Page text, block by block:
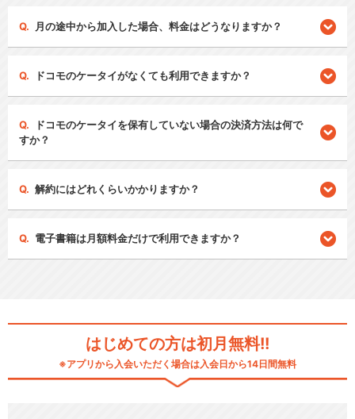
月の途中から加入した場合、料金はどうなりますか？
ドコモのケータイがなくても利用できますか？
ドコモのケータイを保有していない場合の決済方法は何で
すか？
解約にはどれくらいかかりますか？
電子書籍は月額料金だけで利用できますか？
はじめての方は初月無料!!
※アプリから入会いただく場合は入会日から14日間無料